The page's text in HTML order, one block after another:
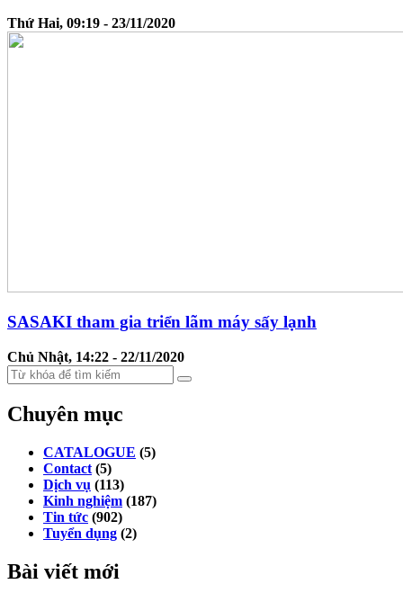
Thứ Hai, 09:19 - 23/11/2020
SASAKI tham gia triển lãm máy sấy lạnh
Chủ Nhật, 14:22 - 22/11/2020
Chuyên mục
CATALOGUE (5)
Contact (5)
Dịch vụ (113)
Kinh nghiệm (187)
Tin tức (902)
Tuyển dụng (2)
Bài viết mới